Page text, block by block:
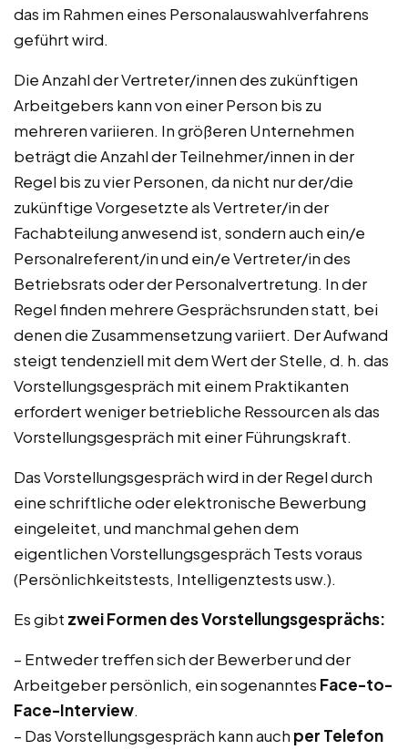
das im Rahmen eines Personalauswahlverfahrens
geführt wird.
Die Anzahl der Vertreter/innen des zukünftigen
Arbeitgebers kann von einer Person bis zu
mehreren variieren. In größeren Unternehmen
beträgt die Anzahl der Teilnehmer/innen in der
Regel bis zu vier Personen, da nicht nur der/die
zukünftige Vorgesetzte als Vertreter/in der
Fachabteilung anwesend ist, sondern auch ein/e
Personalreferent/in und ein/e Vertreter/in des
Betriebsrats oder der Personalvertretung. In der
Regel finden mehrere Gesprächsrunden statt, bei
denen die Zusammensetzung variiert. Der Aufwand
steigt tendenziell mit dem Wert der Stelle, d. h. das
Vorstellungsgespräch mit einem Praktikanten
erfordert weniger betriebliche Ressourcen als das
Vorstellungsgespräch mit einer Führungskraft.
Das Vorstellungsgespräch wird in der Regel durch
eine schriftliche oder elektronische Bewerbung
eingeleitet, und manchmal gehen dem
eigentlichen Vorstellungsgespräch Tests voraus
(Persönlichkeitstests, Intelligenztests usw.).
Es gibt zwei Formen des Vorstellungsgesprächs:
– Entweder treffen sich der Bewerber und der
Arbeitgeber persönlich, ein sogenanntes Face-to-
Face-Interview.
– Das Vorstellungsgespräch kann auch per Telefon